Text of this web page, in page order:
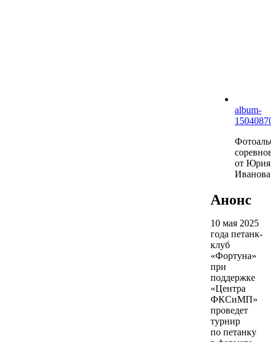
album-
от Юрия
Анонс
10 мая 2025
года петанк-
клуб
«Фортуна»
при
поддержке
«Центра
ФКСиМП»
проведет
турнир
по петанку